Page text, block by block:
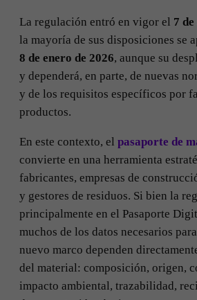
La regulación entró en vigor el 7
la mayoría de sus disposiciones se
8 de enero de 2026, aunque su
y dependerá, en parte, de nuevas
y de los requisitos específicos por
productos.
En este contexto, el pasaporte de
convierte en una herramienta
fabricantes, empresas de
y gestores de residuos. Si bien la
principalmente en el Pasaporte
muchos de los datos necesarios
nuevo marco dependen
del material: composición, origen,
impacto ambiental, trazabilidad,